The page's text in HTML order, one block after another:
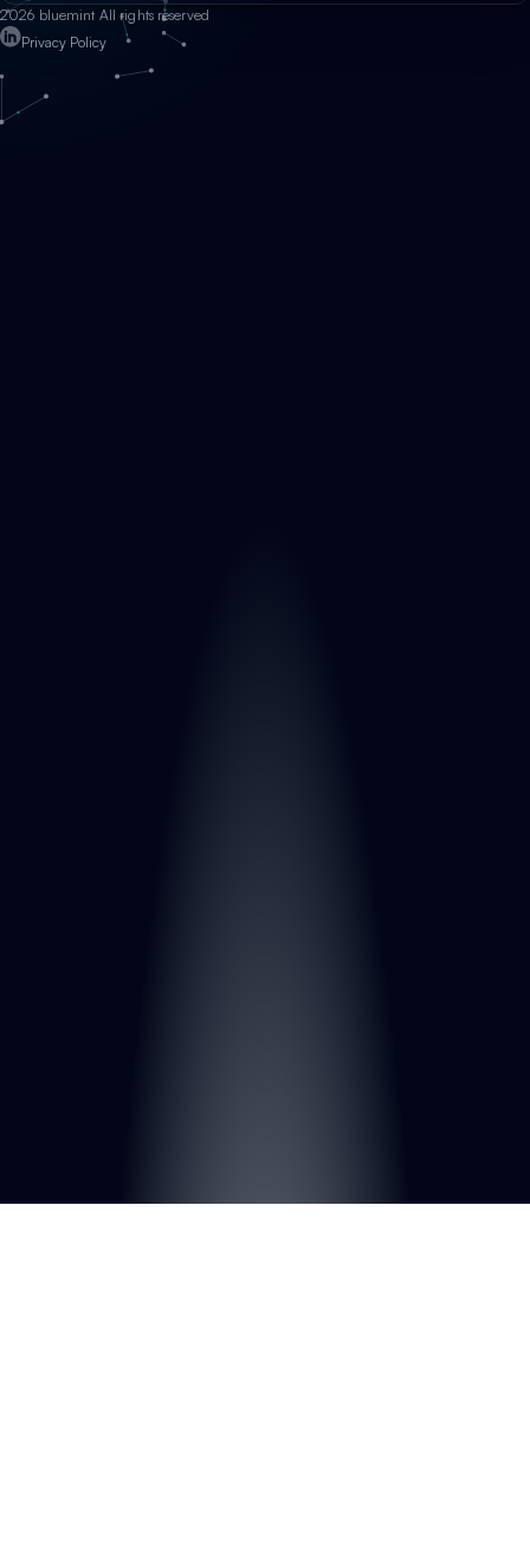
2026 bluemint All rights reserved
Privacy Policy